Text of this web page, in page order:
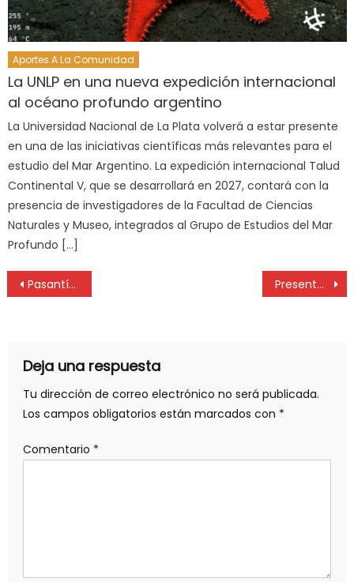
Aportes A La Comunidad
La UNLP en una nueva expedición internacional
al océano profundo argentino
La Universidad Nacional de La Plata volverá a estar presente
en una de las iniciativas científicas más relevantes para el
estudio del Mar Argentino. La expedición internacional Talud
Continental V, que se desarrollará en 2027, contará con la
presencia de investigadores de la Facultad de Ciencias
Naturales y Museo, integrados al Grupo de Estudios del Mar
Profundo […]
Pasantías en PAMI para estudiantes de Odontología de la UNLP Presentan nueva oferta de posgrados en Ingeniería
Deja una respuesta
Tu dirección de correo electrónico no será publicada.
Los campos obligatorios están marcados con *
Comentario *